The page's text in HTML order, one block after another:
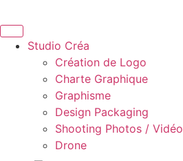
Studio Créa
Création de Logo
Charte Graphique
Graphisme
Design Packaging
Shooting Photos / Vidéo
Drone